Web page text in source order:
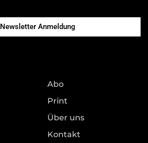
Newsletter Anmeldung
Abo
Print
Über uns
Kontakt